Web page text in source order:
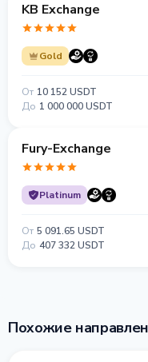
KB Exchange
Gold
От 10 152 USDT
До 1 000 000 USDT
Fury-Exchange
Platinum
От 5 091.65 USDT
До 407 332 USDT
Похожие